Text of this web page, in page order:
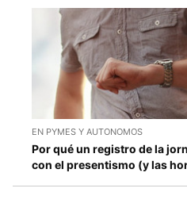
EN PYMES Y AUTONOMOS
Por qué un registro de la
con el presentismo (y las